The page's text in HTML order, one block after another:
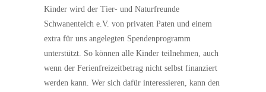
Kinder wird der Tier- und Naturfreunde
Schwanenteich e.V. von privaten Paten und einem
extra für uns angelegten Spendenprogramm
unterstützt. So können alle Kinder teilnehmen, auch
wenn der Ferienfreizeitbetrag nicht selbst finanziert
werden kann. Wer sich dafür interessieren, kann den